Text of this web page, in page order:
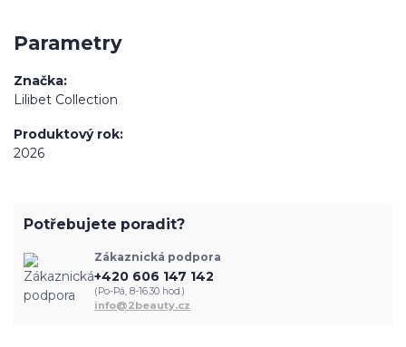
Parametry
Značka
Lilibet Collection
Produktový rok
2026
Potřebujete poradit?
Zákaznická podpora
+420 606 147 142
(Po-Pá, 8-16.30 hod.)
info@2beauty.cz